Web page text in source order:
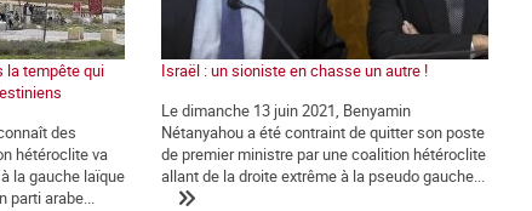
la tempête qui
des
hétéroclite va
la gauche laïque
parti arabe...
Israël : un sioniste en chasse un autre !
Le dimanche 13 juin 2021, Benyamin
Nétanyahou a été contraint de quitter son poste
de premier ministre par une coalition hétéroclite
allant de la droite extrême à la pseudo gauche...